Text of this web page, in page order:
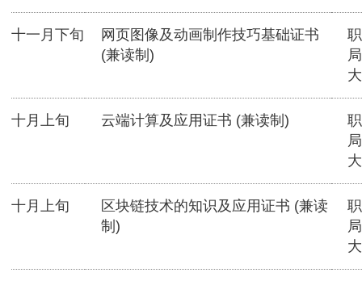
十一月下旬
网页图像及动画制作技巧基础证书
(兼读制)
十月上旬 云端计算及应用证书 (兼读制)
十月上旬
区块链技术的知识及应用证书 (兼读
制)